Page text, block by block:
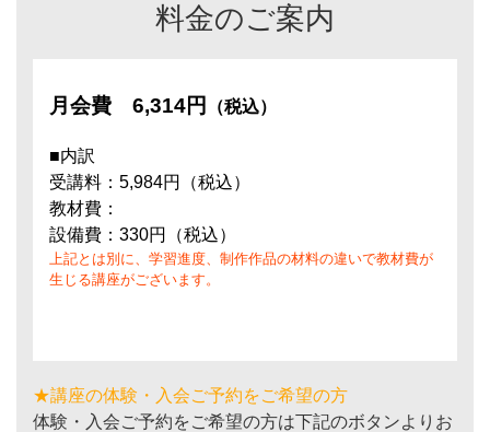
料金のご案内
月会費 6,314円 （税込）
■内訳
受講料：5,984円（税込）
教材費：
設備費：330円（税込）
上記とは別に、学習進度、制作作品の材料の違いで教材費が
生じる講座がございます。
★講座の体験・入会ご予約をご希望の方
体験・入会ご予約をご希望の方は下記のボタンよりお